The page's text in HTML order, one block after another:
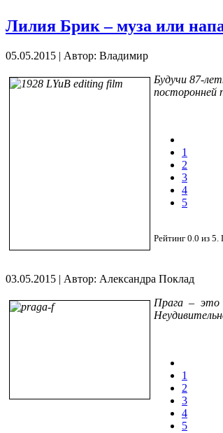
Лилия Брик – муза или
05.05.2015 | Автор: Владимир
Будучи 87-
посторонней
1
2
3
4
5
Рейтинг 0.0 из 5
03.05.2015 | Автор: Александра Поклад
Прага – это
1
2
3
4
5